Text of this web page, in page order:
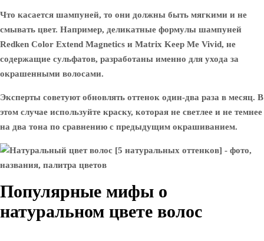
Что касается шампуней, то они должны быть мягкими и не
смывать цвет. Например, деликатные формулы шампуней
Redken Color Extend Magnetics и Matrix Keep Me Vivid, не
содержащие сульфатов, разработаны именно для ухода за
окрашенными волосами.
Эксперты советуют обновлять оттенок один-два раза в месяц. В
этом случае используйте краску, которая не светлее и не темнее
на два тона по сравнению с предыдущим окрашиванием.
Популярные мифы о
натуральном цвете волос